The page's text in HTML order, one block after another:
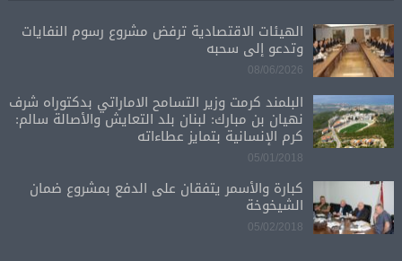
الهيئات الاقتصادية ترفض مشروع رسوم النفايات
وتدعو إلى سحبه
08/06/2026
البلمند كرمت وزير التسامح الاماراتي بدكتوراه شرف
نهيان بن مبارك: لبنان بلد التعايش والأصالة سالم:
كرم الإنسانية بتمايز عطاءاته
05/01/2018
كبارة والأسمر يتفقان على الدفع بمشروع ضمان
الشيخوخة
05/02/2018